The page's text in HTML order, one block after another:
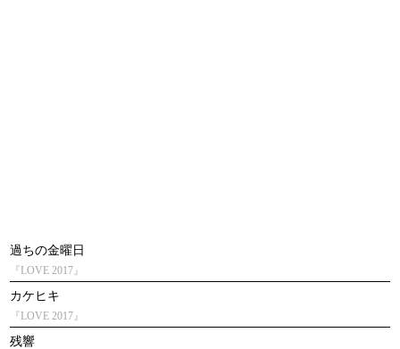
過ちの金曜日
『LOVE 2017』
カケヒキ
『LOVE 2017』
残響